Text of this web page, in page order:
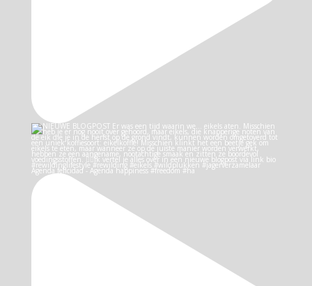
Agenda felicidad - Agenda happiness #freedom #ha